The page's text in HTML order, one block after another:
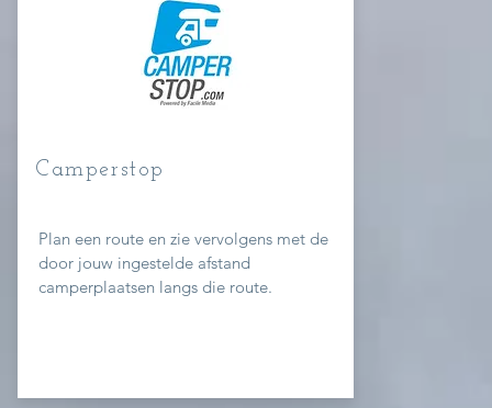
Camperstop
Plan een route en zie vervolgens met de
door jouw ingestelde afstand
camperplaatsen langs die route.